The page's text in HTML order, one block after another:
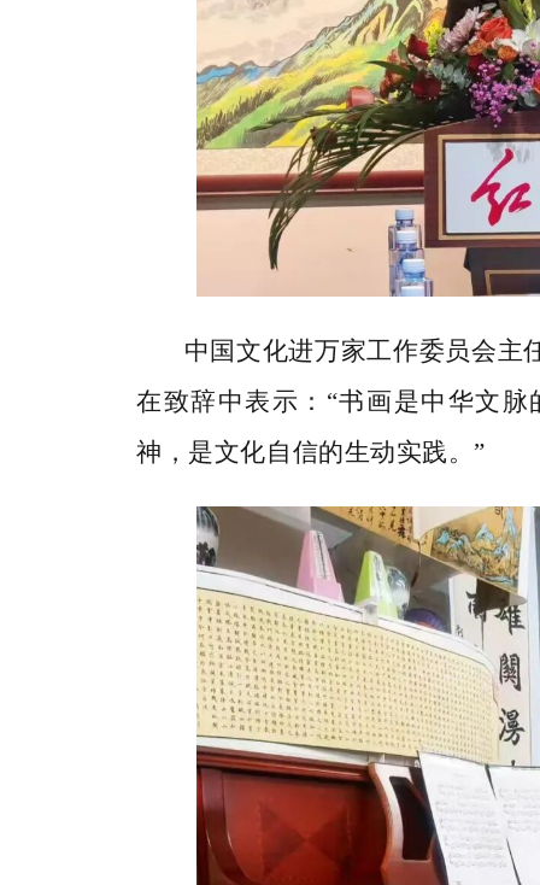
中国文化进万家工作委员会主
在致辞中表示： “书画是中华文
神，是文化自信的生动实践。”